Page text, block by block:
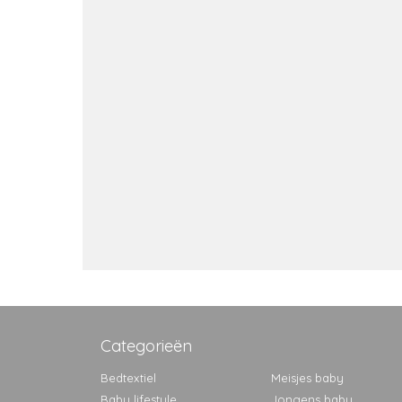
Categorieën
Bedtextiel
Meisjes baby